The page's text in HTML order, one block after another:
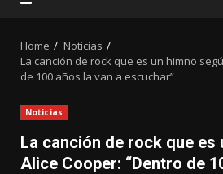
Home
Noticias
La canción de rock que es un himno
de 100 años la van a escuchar”
Noticias
La canción de rock que es
Alice Cooper: “Dentro de